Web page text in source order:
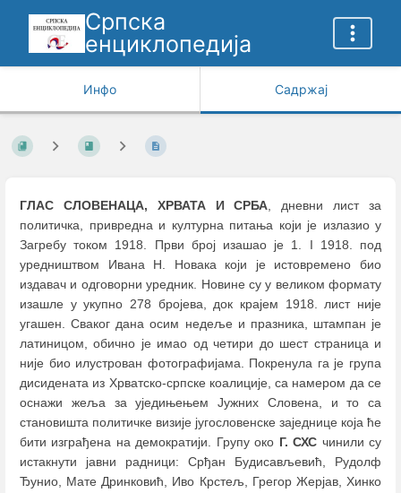
Српска
енциклопедија
Инфо Садржај
ГЛАС СЛОВЕНАЦА, ХРВАТА И СРБА, дневни лист за
политичка, привредна и културна питања који је излазио у
Загребу током 1918. Први број изашао је 1. I 1918. под
уредништвом Ивана Н. Новака који је истовремено био
издавач и одговорни уредник. Новине су у великом формату
изашле у укупно 278 бројева, док крајем 1918. лист није
угашен. Сваког дана осим недеље и празника, штампан је
латиницом, обично је имао од четири до шест страница и
није био илустрован фотографијама. Покренула га је група
дисидената из Хрватско-српске коалиције, са намером да се
оснажи жеља за уједињењем Јужних Словена, и то са
становишта политичке визије југословенске заједнице која ће
бити изграђена на демократији. Групу око Г. СХС чинили су
истакнути јавни радници: Срђан Будисављевић, Рудолф
Ђунио, Мате Дринковић, Иво Крстељ, Грегор Жерјав, Хинко